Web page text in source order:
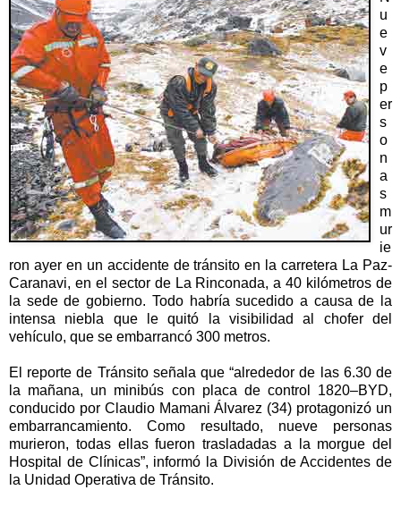
u
e
v
e
p
er
s
o
n
a
s
m
ur
ie
ron ayer en un accidente de tránsito en la carretera La Paz-
Caranavi, en el sector de La Rinconada, a 40 kilómetros de
la sede de gobierno. Todo habría sucedido a causa de la
intensa niebla que le quitó la visibilidad al chofer del
vehículo, que se embarrancó 300 metros.
El reporte de Tránsito señala que “alrededor de las 6.30 de
la mañana, un minibús con placa de control 1820–BYD,
conducido por Claudio Mamani Álvarez (34) protagonizó un
embarrancamiento. Como resultado, nueve personas
murieron, todas ellas fueron trasladadas a la morgue del
Hospital de Clínicas”, informó la División de Accidentes de
la Unidad Operativa de Tránsito.